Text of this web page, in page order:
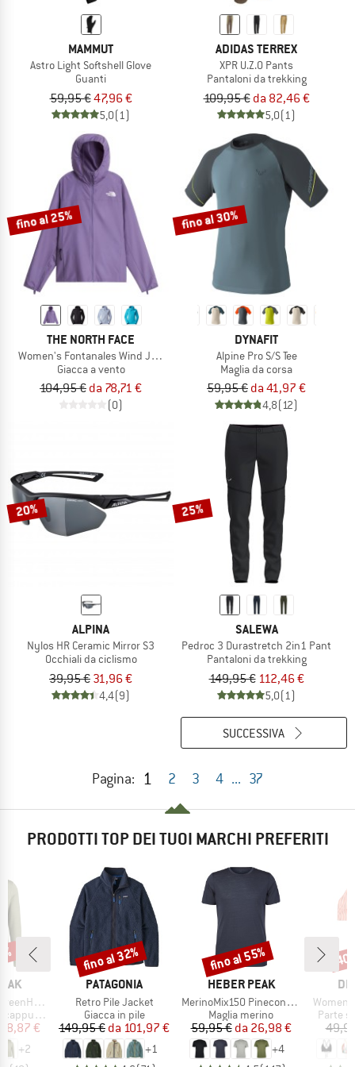
MAMMUT
Astro Light Softshell Glove
Guanti
59,95 €47,96 €
5,0(1)
ADIDAS TERREX
XPR U.Z.O Pants
Pantaloni da trekking
109,95 € da 82,46 €
5,0(1)
fino al 25%
THE NORTH FACE
Women's Fontanales Wind Jacket
Giacca a vento
104,95 € da 78,71 €
(0)
fino al 30%
DYNAFIT
Alpine Pro S/S Tee
Maglia da corsa
59,95 € da 41,97 €
4,8(12)
20%
ALPINA
Nylos HR Ceramic Mirror S3
Occhiali da ciclismo
39,95 € 31,96 €
4,4(9)
25%
SALEWA
Pedroc 3 Durastretch 2in1 Pant
Pantaloni da trekking
149,95 € 112,46 €
5,0(1)
Pagina: 1 2 3 4 ... 37
SUCCESSIVA
PRODOTTI TOP DEI TUOI MARCHI PREFERITI
Hoody
ridotto
68,87 €
+2
MARCHIO
PATAGONIA
Articolo
Retro Pile Jacket
Gruppo di prodotti
Giacca in pile
Prezzo
149,95 € Prezzo ridotto
da 101,97 €
+1
Sconto
fino al 32%
MARCHIO
HEBER PEAK
Articolo
MerinoMix150 PineconeHe. II T-Shirt
Gruppo di prodotti
Maglia merino
Prezzo
59,95 € Prezzo ridotto
da 26,98 €
+4
Sconto
fino al 55%
Articolo
Parte